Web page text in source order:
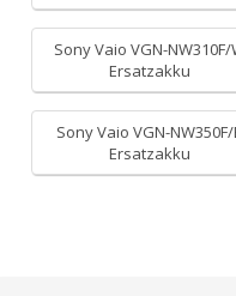
Sony Vaio VGN-NW310F/
Ersatzakku
Sony Vaio VGN-NW350F/
Ersatzakku